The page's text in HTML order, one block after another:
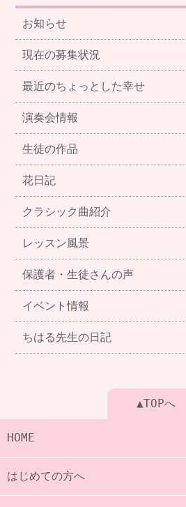
お知らせ
現在の募集状況
最近のちょっとした幸せ
演奏会情報
生徒の作品
花日記
クラシック曲紹介
レッスン風景
保護者・生徒さんの声
イベント情報
ちはる先生の日記
▲TOPへ
HOME
はじめての方へ